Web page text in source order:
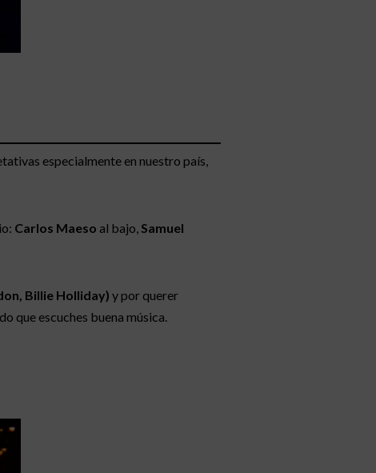
especialmente en nuestro país,
Carlos Maeso al bajo, Samuel
Billie Holliday) y por querer
que escuches buena música.